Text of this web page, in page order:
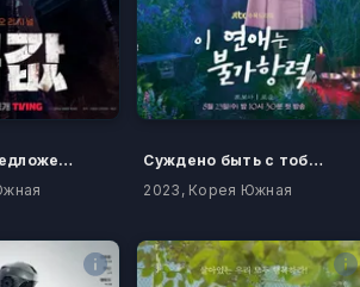
Выгодное предложение
Суждено быть с тобой
2023, Корея Южная